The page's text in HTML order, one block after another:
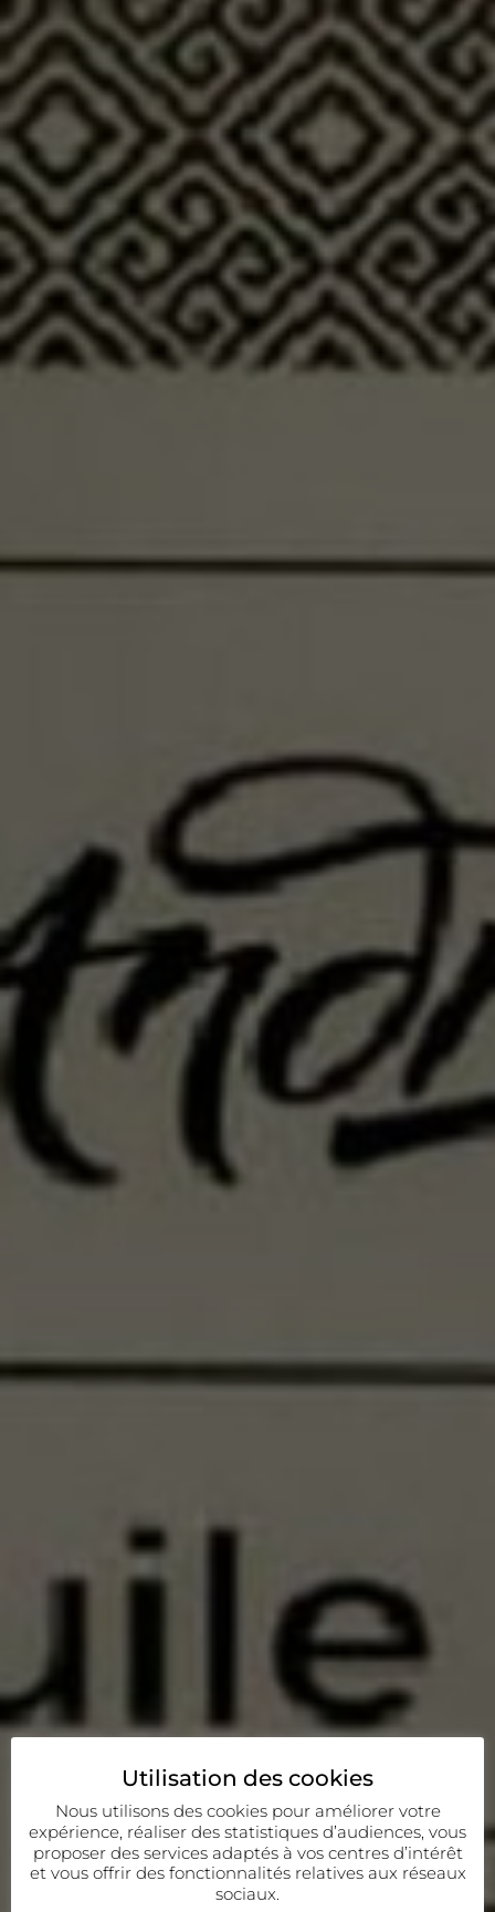
Utilisation des cookies
Nous utilisons des cookies pour améliorer votre
expérience, réaliser des statistiques d’audiences, vous
proposer des services adaptés à vos centres d’intérêt
et vous offrir des fonctionnalités relatives aux réseaux
sociaux.